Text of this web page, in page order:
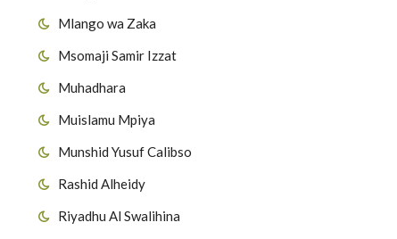
Mlango wa Zaka
Msomaji Samir Izzat
Muhadhara
Muislamu Mpiya
Munshid Yusuf Calibso
Rashid Alheidy
Riyadhu Al Swalihina